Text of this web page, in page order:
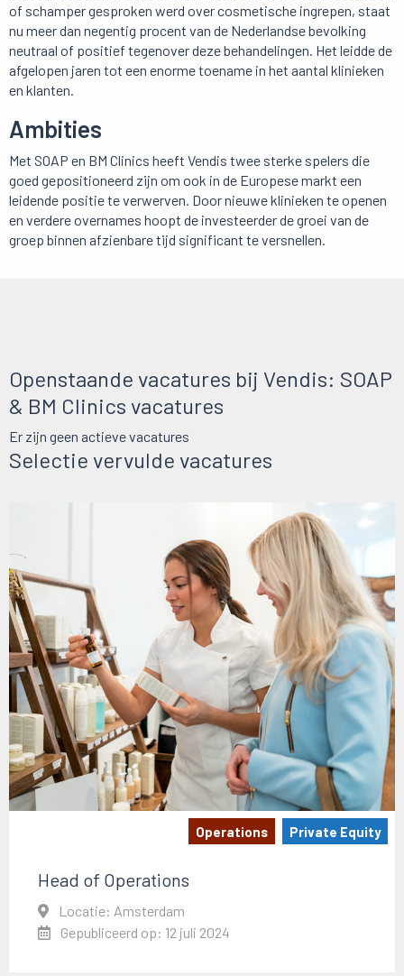
of schamper gesproken werd over cosmetische ingrepen, staat
nu meer dan negentig procent van de Nederlandse bevolking
neutraal of positief tegenover deze behandelingen. Het leidde de
afgelopen jaren tot een enorme toename in het aantal klinieken
en klanten.
Ambities
Met SOAP en BM Clinics heeft Vendis twee sterke spelers die
goed gepositioneerd zijn om ook in de Europese markt een
leidende positie te verwerven. Door nieuwe klinieken te openen
en verdere overnames hoopt de investeerder de groei van de
groep binnen afzienbare tijd significant te versnellen.
Selectie vervulde vacatures
Operations Private Equity
Head of Operations
Locatie: Amsterdam
Gepubliceerd op: 12 juli 2024
Openstaande vacatures bij Vendis: SOAP
& BM Clinics vacatures
Er zijn geen actieve vacatures